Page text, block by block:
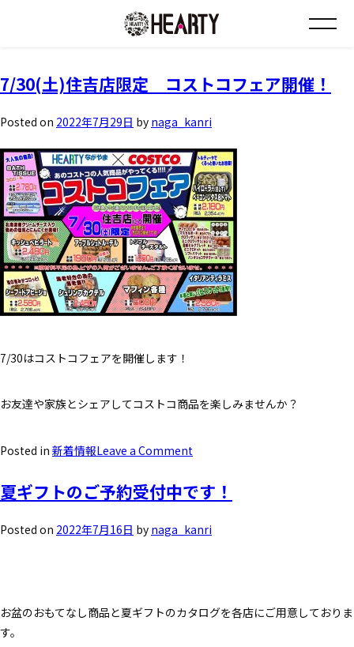
お知らせ
チラシ情報
店舗について
会社について
採用について
Instagram
2022年7月
7/30(土)住吉店限定 コストコフェア開催！
Posted on 2022年7月29日 by naga_kanri
7/30はコストコフェアを開催します！
お友達や家族とシェアしてコストコ商品を楽しみませんか？
Posted in 新着情報Leave a Comment
夏ギフトのご予約受付中です！
Posted on 2022年7月16日 by naga_kanri
お盆のおもてなし商品と夏ギフトのカタログを各店にご用意しておりま
す。